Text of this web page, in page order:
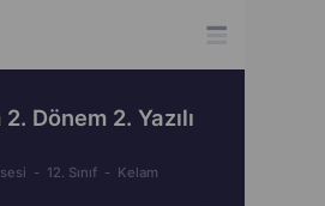
Dönem 2. Yazılı
12. Sınıf Kelam